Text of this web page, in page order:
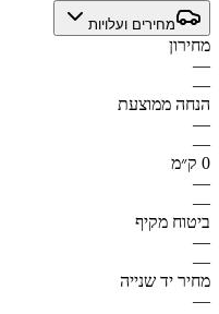
מחירים ועלויות
מחירון
—
—
הנחה ממוצעת
—
—
0 ק״מ
—
—
ביטוח מקיף
—
—
מחיר יד שנייה
—